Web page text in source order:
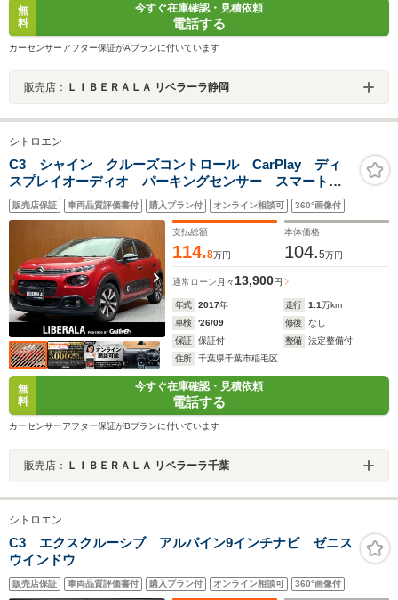
無
料
今すぐ在庫確認・見積依頼
電話する
カーセンサーアフター保証がAプランに付いています
販売店： ＬＩＢＥＲＡＬＡ リベラーラ静岡
シトロエン
C3 シャイン クルーズコントロール CarPlay ディ
スプレイオーディオ パーキングセンサー スマートキ
ー プッシュスタート ツートンルーフ アクティブセ
ーフティ ブラインドスポット LKA ETC ドラレコ
販売店保証 車両品質評価書付 購入プラン付 オンライン相談可 360°画像付
支払総額
114.8万円
本体価格
104.5万円
通常ローン 月々 13,900円
年式 2017年 走行 1.1万km
車検
'26/09 修復
なし
保証
保証付 整備
法定整備付
住所
千葉県千葉市稲毛区
無
料
今すぐ在庫確認・見積依頼
電話する
カーセンサーアフター保証がBプランに付いています
販売店： ＬＩＢＥＲＡＬＡ リベラーラ千葉
シトロエン
C3 エクスクルーシブ アルパイン9インチナビ ゼニス
ウインドウ
販売店保証 車両品質評価書付 購入プラン付 オンライン相談可 360°画像付